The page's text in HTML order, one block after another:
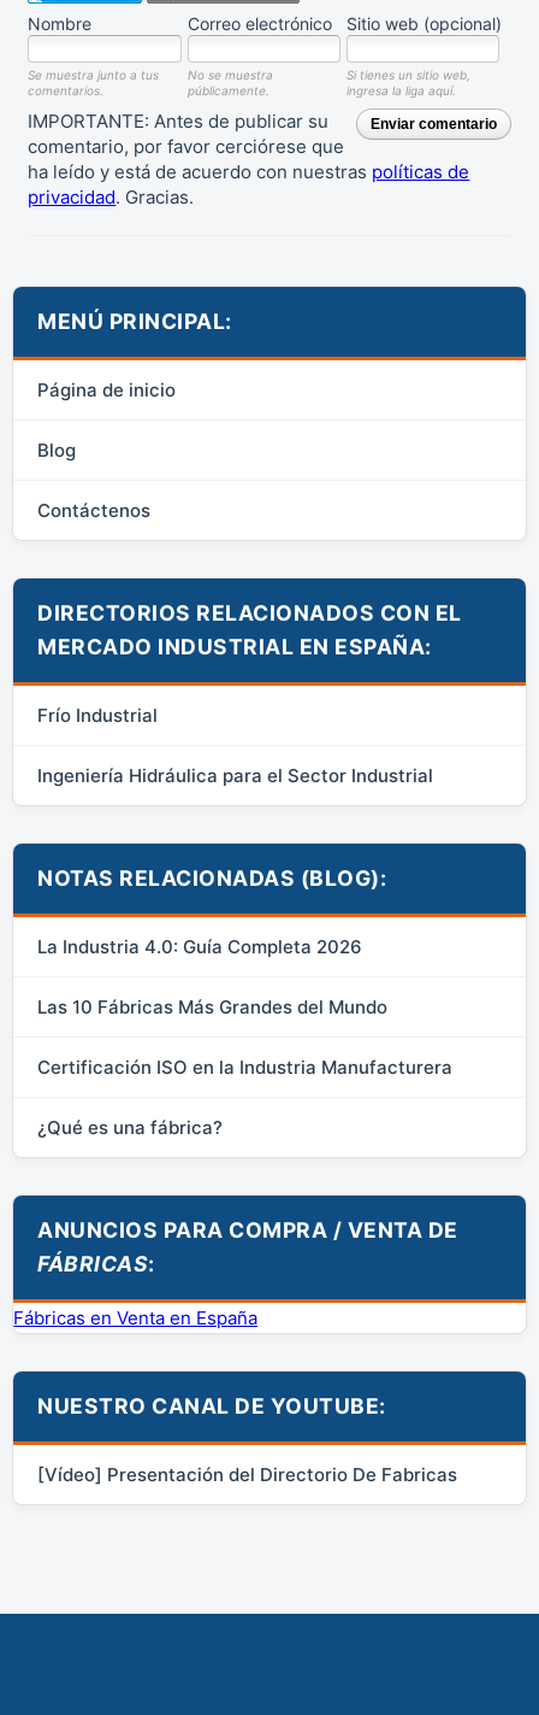
Nombre Correo electrónico Sitio web (opcional)
Se muestra junto a tus
comentarios.
No se muestra
públicamente.
Si tienes un sitio web,
ingresa la liga aquí.
Enviar comentario
IMPORTANTE: Antes de publicar su
comentario, por favor cerciórese que
ha leído y está de acuerdo con nuestras políticas de
privacidad. Gracias.
MENÚ PRINCIPAL:
Página de inicio
Blog
Contáctenos
DIRECTORIOS RELACIONADOS CON EL
MERCADO INDUSTRIAL EN ESPAÑA:
Frío Industrial
Ingeniería Hidráulica para el Sector Industrial
NOTAS RELACIONADAS (BLOG):
La Industria 4.0: Guía Completa 2026
Las 10 Fábricas Más Grandes del Mundo
Certificación ISO en la Industria Manufacturera
¿Qué es una fábrica?
ANUNCIOS PARA COMPRA / VENTA DE
FÁBRICAS:
Fábricas en Venta en España
NUESTRO CANAL DE YOUTUBE:
[Vídeo] Presentación del Directorio De Fabricas